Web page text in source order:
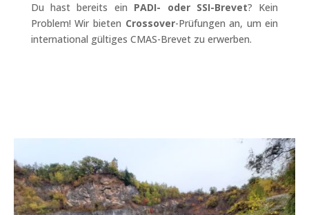
Du hast bereits ein PADI- oder SSI-Brevet? Kein
Problem! Wir bieten Crossover-Prüfungen an, um ein
international gültiges CMAS-Brevet zu erwerben.